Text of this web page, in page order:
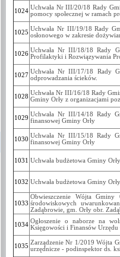
1024
Uchwała Nr III/20/18 Rady
pomocy społecznej w ramach
1025
Uchwała Nr III/19/18 Rady
osłonowego w zakresie
1026
Uchwała Nr III/18/18 Rady
Profilaktyki i Rozwiązywania
1027
Uchwała Nr III/17/18 Rady
odprowadzania ścieków.
1028
Uchwała Nr III/16/18 Rady
Gminy Orły z organizacjami
1029
Uchwała Nr III/14/18 Rady
finansowej Gminy Orły
1030
Uchwała Nr III/15/18 Rady
finansowej Gminy Orły
1031 Uchwała budżetowa Gminy
1032 Uchwała budżetowa Gminy
1033
Obwieszczenie Wójta
środowiskowych
Zadąbrowie, gm. Orły obr.
1034
Ogłoszenie o naborze na
Księgowości i Finansów Urzędu
1035
Zarządzenie Nr 1/2019 Wójta
urzędnicze - podinspektor ds.